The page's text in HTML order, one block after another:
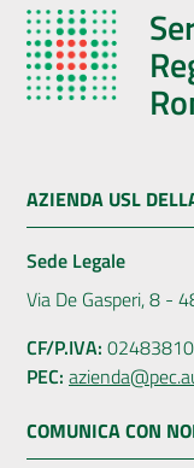
AZIENDA USL
Sede Legale
Via De Gasperi, 8 -
CF/P.IVA:
PEC:
COMUNICA CON